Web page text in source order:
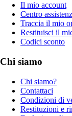
Il mio account
Centro
Traccia il mio
Restituisci il
Codici sconto
Chi siamo
Chi siamo?
Contattaci
Condizioni di
Restituzioni e